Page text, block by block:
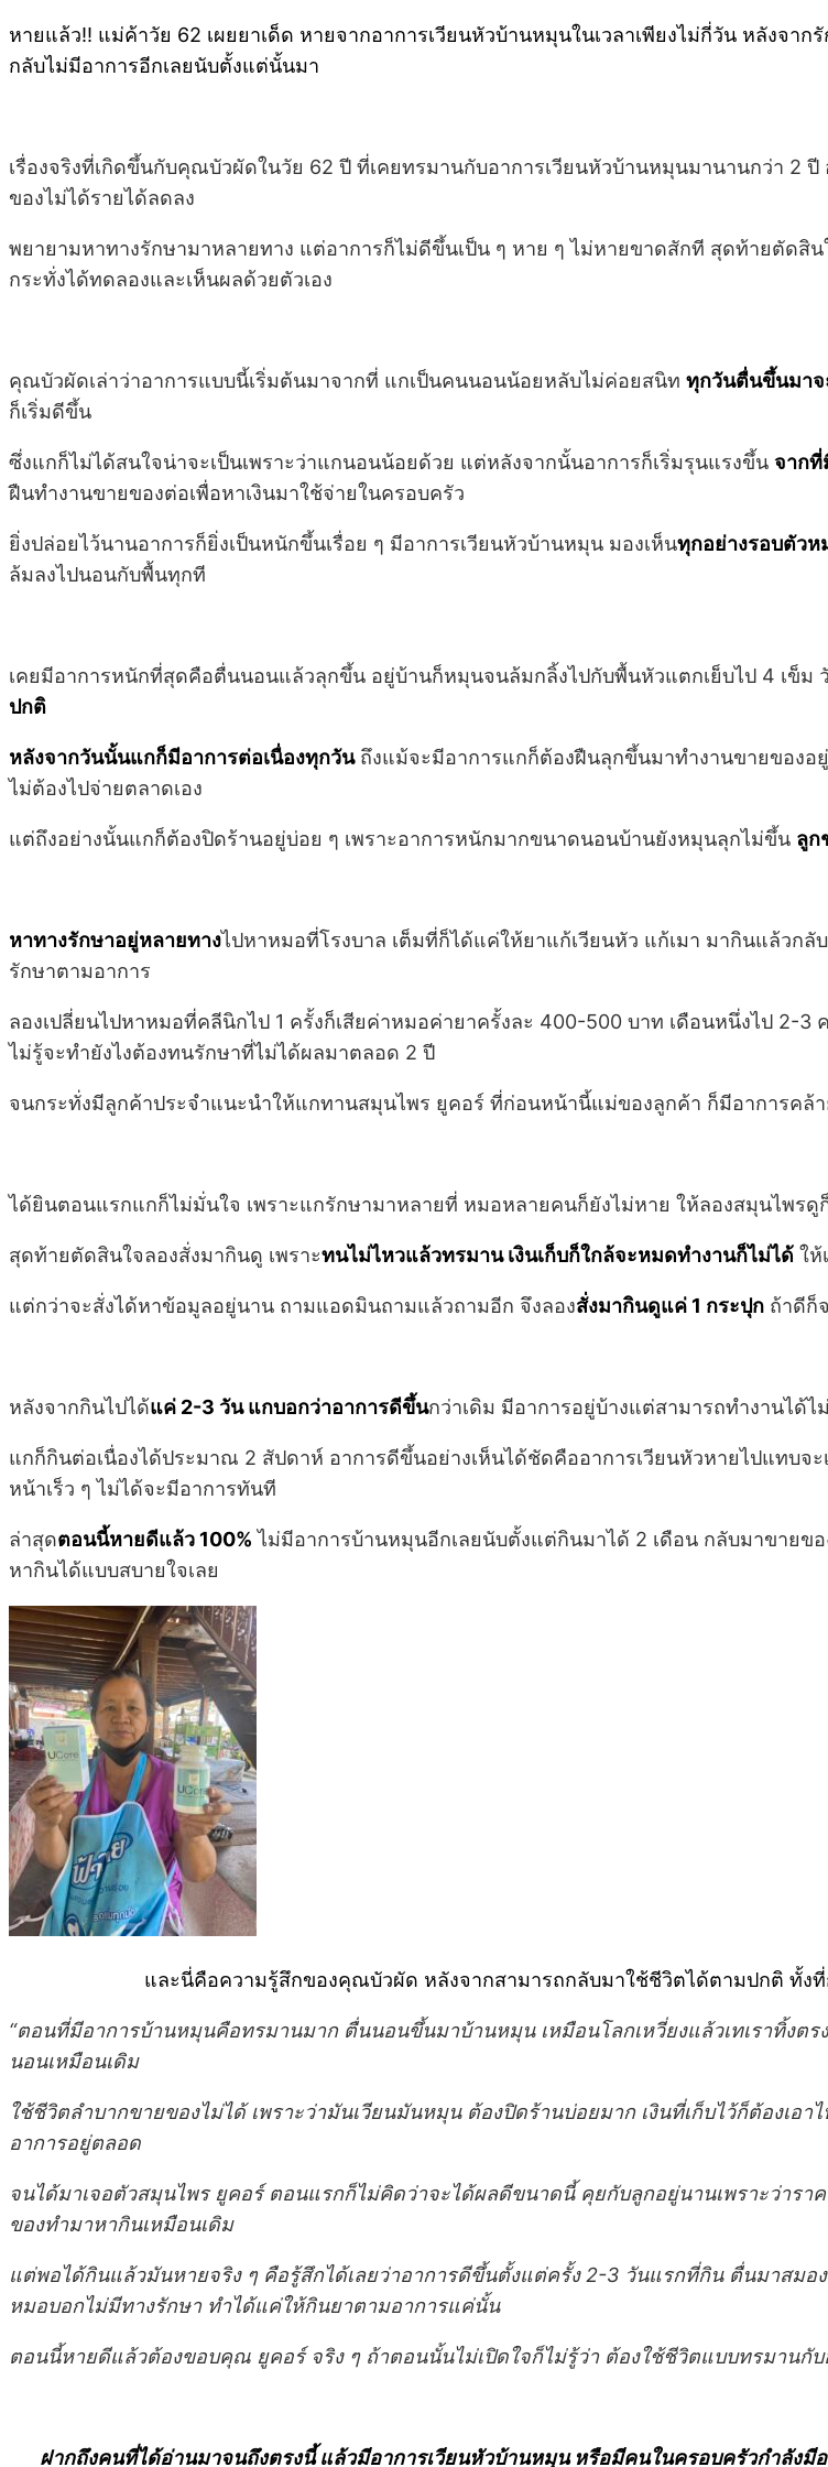
หายแล้ว!! แม่ค้าวัย 62 เผยยาเด็ด หายจากอาการเวียนหัวบ้านหมุนในเวลาเพียงไม่กี่วัน หลังจา
กลับไม่มีอาการอีกเลยนับตั้งแต่นั้นมา
เรื่องจริงที่เกิดขึ้นกับคุณบัวผัดในวัย 62 ปี ที่เคยทรมานกับอาการเวียนหัวบ้านหมุนมานานกว่า 2
ของไม่ได้รายได้ลดลง
พยายามหาทางรักษามาหลายทาง แต่อาการก็ไม่ดีขึ้นเป็น ๆ หาย ๆ ไม่หายขาดสักที สุดท้ายตัดสิ
กระทั่งได้ทดลองและเห็นผลด้วยตัวเอง
คุณบัวผัดเล่าว่าอาการแบบนี้เริ่มต้นมาจากที่ แกเป็นคนนอนน้อยหลับไม่ค่อยสนิท ทุกวันตื่นขึ้นมาจ
ก็เริ่มดีขึ้น
ซึ่งแกก็ไม่ได้สนใจน่าจะเป็นเพราะว่าแกนอนน้อยด้วย แต่หลังจากนั้นอาการก็เริ่มรุนแรงขึ้น จากที่
ฝืนทำงานขายของต่อเพื่อหาเงินมาใช้จ่ายในครอบครัว
ยิ่งปล่อยไว้นานอาการก็ยิ่งเป็นหนักขึ้นเรื่อย ๆ มีอาการเวียนหัวบ้านหมุน มองเห็นทุกอย่างรอบตัว
ล้มลงไปนอนกับพื้นทุกที
เคยมีอาการหนักที่สุดคือตื่นนอนแล้วลุกขึ้น อยู่บ้านก็หมุนจนล้มกลิ้งไปกับพื้นหัวแตกเย็บไป 4 เข็ม
ปกติ
หลังจากวันนั้นแกก็มีอาการต่อเนื่องทุกวันถึงแม้จะมีอาการแกก็ต้องฝืนลุกขึ้นมาทำงานขายของอ
ไม่ต้องไปจ่ายตลาดเอง
แต่ถึงอย่างนั้นแกก็ต้องปิดร้านอยู่บ่อย ๆ เพราะอาการหนักมากขนาดนอนบ้านยังหมุนลุกไม่ขึ้น ลูก
หาทางรักษาอยู่หลายทางไปหาหมอที่โรงบาล เต็มที่ก็ได้แค่ให้ยาแก้เวียนหัว แก้เมา มากินแล้วก
รักษาตามอาการ
ลองเปลี่ยนไปหาหมอที่คลีนิกไป 1 ครั้งก็เสียค่าหมอค่ายาครั้งละ 400-500 บาท เดือนหนึ่งไป 2-3
ไม่รู้จะทำยังไงต้องทนรักษาที่ไม่ได้ผลมาตลอด 2 ปี
จนกระทั่งมีลูกค้าประจำแนะนำให้แกทานสมุนไพร ยูคอร์ ที่ก่อนหน้านี้แม่ของลูกค้า ก็มีอาการค
ได้ยินตอนแรกแกก็ไม่มั่นใจ เพราะแกรักษามาหลายที่ หมอหลายคนก็ยังไม่หาย ให้ลองสมุนไพรดู
สุดท้ายตัดสินใจลองสั่งมากินดู เพราะทนไม่ไหวแล้วทรมาน เงินเก็บก็ใกล้จะหมดทำงานก็ไม่ได้ ให้
แต่กว่าจะสั่งได้หาข้อมูลอยู่นาน ถามแอดมินถามแล้วถามอีก จึงลองสั่งมากินดูแค่ 1 กระปุก ถ้าดีก็
หลังจากกินไปได้แค่ 2-3 วัน แกบอกว่าอาการดีขึ้นกว่าเดิม มีอาการอยู่บ้างแต่สามารถทำงานได้
แกก็กินต่อเนื่องได้ประมาณ 2 สัปดาห์ อาการดีขึ้นอย่างเห็นได้ชัดคืออาการเวียนหัวหายไปแทบ
หน้าเร็ว ๆ ไม่ได้จะมีอาการทันที
ล่าสุดตอนนี้หายดีแล้ว 100% ไม่มีอาการบ้านหมุนอีกเลยนับตั้งแต่กินมาได้ 2 เดือน กลับมาขายข
หากินได้แบบสบายใจเลย
และนี่คือความรู้สึกของคุณบัวผัด หลังจากสามารถกลับมาใช้ชีวิตได้ตามปกติ ทั้ง
“ตอนที่มีอาการบ้านหมุนคือทรมานมาก ตื่นนอนขึ้นมาบ้านหมุน เหมือนโลกเหวี่ยงแล้วเทเราทิ้งต
นอนเหมือนเดิม
ใช้ชีวิตลำบากขายของไม่ได้ เพราะว่ามันเวียนมันหมุน ต้องปิดร้านบ่อยมาก เงินที่เก็บไว้ก็ต้องเอ
อาการอยู่ตลอด
จนได้มาเจอตัวสมุนไพร ยูคอร์ ตอนแรกก็ไม่คิดว่าจะได้ผลดีขนาดนี้ คุยกับลูกอยู่นานเพราะว่าร
ของทำมาหากินเหมือนเดิม
แต่พอได้กินแล้วมันหายจริง ๆ คือรู้สึกได้เลยว่าอาการดีขึ้นตั้งแต่ครั้ง 2-3 วันแรกที่กิน ตื่นมาสม
หมอบอกไม่มีทางรักษา ทำได้แค่ให้กินยาตามอาการแค่นั้น
ตอนนี้หายดีแล้วต้องขอบคุณ ยูคอร์ จริง ๆ ถ้าตอนนั้นไม่เปิดใจก็ไม่รู้ว่า ต้องใช้ชีวิตแบบทรมานกั
ฝากถึงคนที่ได้อ่านมาจนถึงตรงนี้ แล้วมีอาการเวียนหัวบ้านหมุน หรือมีคนในครอบครัวกำลัง